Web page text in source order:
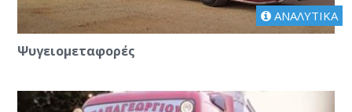
ΑΝΑΛΥΤΙΚΑ
Ψυγειομεταφορές